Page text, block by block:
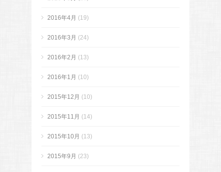
2016年4月 (19)
2016年3月 (24)
2016年2月 (13)
2016年1月 (10)
2015年12月 (10)
2015年11月 (14)
2015年10月 (13)
2015年9月 (23)